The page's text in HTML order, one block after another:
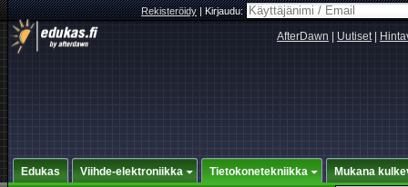
Rekisteröidy|Kirjaudu:
AfterDawn Uutiset|
Edukas Viihde-elektroniikka Tietokonetekniikka Mukana